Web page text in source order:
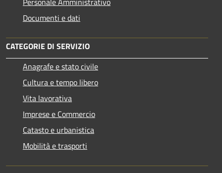
Documenti e dati
CATEGORIE DI SERVIZIO
Anagrafe e stato civile
Cultura e tempo libero
Vita lavorativa
Imprese e Commercio
Catasto e urbanistica
Mobilità e trasporti